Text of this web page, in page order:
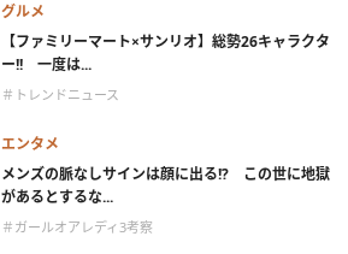
グルメ
【ファミリーマート×サンリオ】総勢26キャラクタ
ー!! 一度は...
＃トレンドニュース
エンタメ
メンズの脈なしサインは顔に出る!? この世に地獄
があるとするな...
＃ガールオアレディ3考察